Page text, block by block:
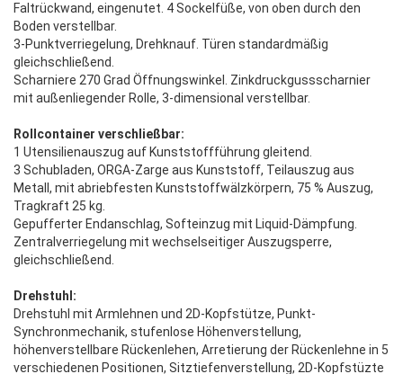
Faltrückwand, eingenutet. 4 Sockelfüße, von oben durch den
Boden verstellbar.
3-Punktverriegelung, Drehknauf. Türen standardmäßig
gleichschließend.
Scharniere 270 Grad Öffnungswinkel. Zinkdruckgussscharnier
mit außenliegender Rolle, 3-dimensional verstellbar.
Rollcontainer verschließbar:
1 Utensilienauszug auf Kunststoffführung gleitend.
3 Schubladen, ORGA-Zarge aus Kunststoff, Teilauszug aus
Metall, mit abriebfesten Kunststoffwälzkörpern, 75 % Auszug,
Tragkraft 25 kg.
Gepufferter Endanschlag, Softeinzug mit Liquid-Dämpfung.
Zentralverriegelung mit wechselseitiger Auszugsperre,
gleichschließend.
Drehstuhl:
Drehstuhl mit Armlehnen und 2D-Kopfstütze, Punkt-
Synchronmechanik, stufenlose Höhenverstellung,
höhenverstellbare Rückenlehen, Arretierung der Rückenlehne in 5
verschiedenen Positionen, Sitztiefenverstellung, 2D-Kopfstüzte